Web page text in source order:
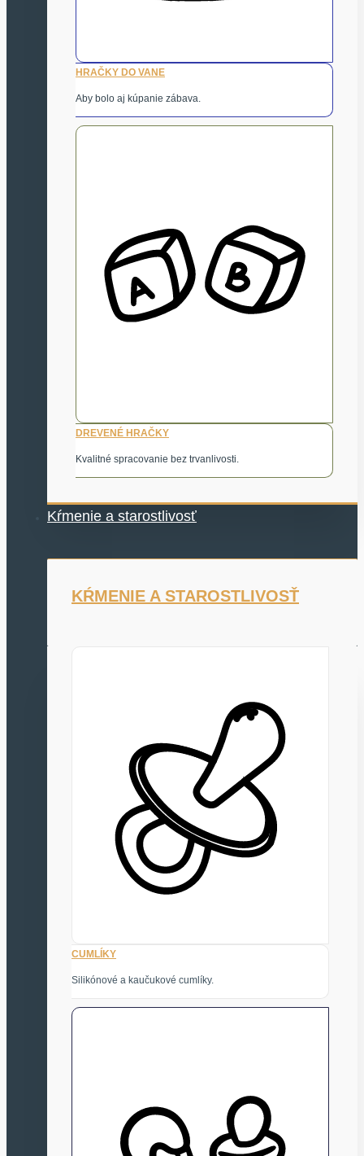
HRAČKY DO VANE
Aby bolo aj kúpanie zábava.
DREVENÉ HRAČKY
Kvalitné spracovanie bez trvanlivosti.
Kŕmenie a starostlivosť
KŔMENIE A STAROSTLIVOSŤ
CUMLÍKY
Silikónové a kaučukové cumlíky.